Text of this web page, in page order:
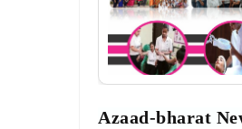
Azaad-bharat